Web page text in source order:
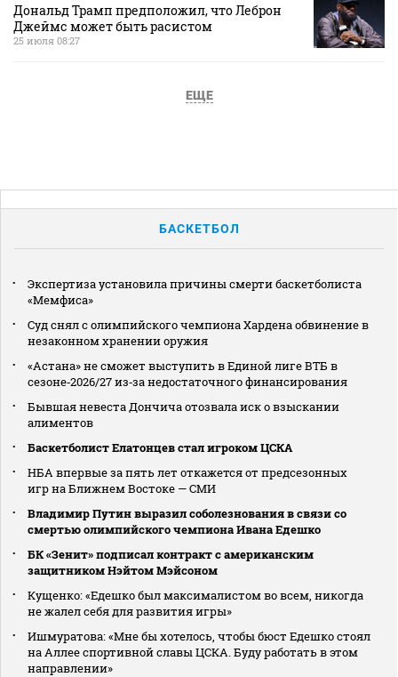
Дональд Трамп предположил, что Леброн
Джеймс может быть расистом
25 июля 08:27
ЕЩЕ
БАСКЕТБОЛ
Экспертиза установила причины смерти баскетболиста
«Мемфиса»
Суд снял с олимпийского чемпиона Хардена обвинение в
незаконном хранении оружия
«Астана» не сможет выступить в Единой лиге ВТБ в
сезоне‑2026/27 из‑за недостаточного финансирования
Бывшая невеста Дончича отозвала иск о взыскании
алиментов
Баскетболист Елатонцев стал игроком ЦСКА
НБА впервые за пять лет откажется от предсезонных
игр на Ближнем Востоке — СМИ
Владимир Путин выразил соболезнования в связи со
смертью олимпийского чемпиона Ивана Едешко
БК «Зенит» подписал контракт с американским
защитником Нэйтом Мэйсоном
Кущенко: «Едешко был максималистом во всем, никогда
не жалел себя для развития игры»
Ишмуратова: «Мне бы хотелось, чтобы бюст Едешко стоял
на Аллее спортивной славы ЦСКА. Буду работать в этом
направлении»